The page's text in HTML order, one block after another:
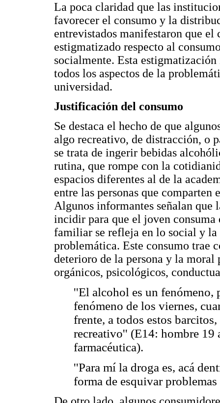
La poca claridad que las
favorecer el consumo y la
entrevistados manifestaron que
estigmatizado respecto al
socialmente. Esta
todos los aspectos de la
universidad.
Justificación del consumo
Se destaca el hecho de que
algo recreativo, de distracción, o
se trata de ingerir bebidas
rutina, que rompe con la
espacios diferentes al de la
entre las personas que
Algunos informantes señalan
incidir para que el joven consuma
familiar se refleja en lo social y la
problemática. Este consumo trae
deterioro de la persona y la moral
orgánicos, psicológicos,
''El alcohol es un fenómeno,
fenómeno de los viernes,
frente, a todos estos
recreativo'' (E14: hombre 19
farmacéutica).
''Para mí la droga es, acá
forma de esquivar